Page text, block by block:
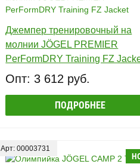
Джемпер тренировочный на
молнии JÖGEL PREMIER
PerFormDRY Training FZ
Опт: 3 612 руб.
ПОДРОБНЕЕ
Арт: 00003731